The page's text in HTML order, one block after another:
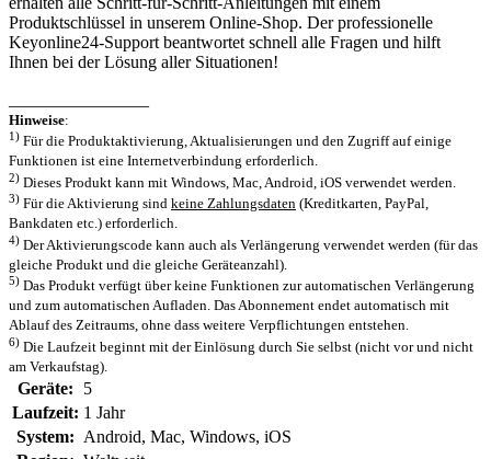
Produktschlüssel in unserem Online-Shop. Der professionelle
Keyonline24-Support beantwortet schnell alle Fragen und hilft
Ihnen bei der Lösung aller Situationen!
Hinweise:
1) Für die Produktaktivierung, Aktualisierungen und den Zugriff auf einige
Funktionen ist eine Internetverbindung erforderlich.
2) Dieses Produkt kann mit Windows, Mac, Android, iOS verwendet werden.
3) Für die Aktivierung sind keine Zahlungsdaten (Kreditkarten, PayPal,
Bankdaten etc.) erforderlich.
4) Der Aktivierungscode kann auch als Verlängerung verwendet werden (für das
gleiche Produkt und die gleiche Geräteanzahl).
5) Das Produkt verfügt über keine Funktionen zur automatischen Verlängerung
und zum automatischen Aufladen. Das Abonnement endet automatisch mit
Ablauf des Zeitraums, ohne dass weitere Verpflichtungen entstehen.
6) Die Laufzeit beginnt mit der Einlösung durch Sie selbst (nicht vor und nicht
am Verkaufstag).
Geräte:
5
Laufzeit: 1 Jahr
System: Android, Mac, Windows, iOS